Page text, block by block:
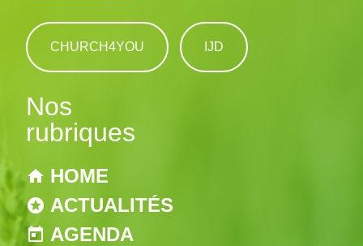
CHURCH4YOU IJD
Nos
rubriques
HOME
ACTUALITÉS
AGENDA